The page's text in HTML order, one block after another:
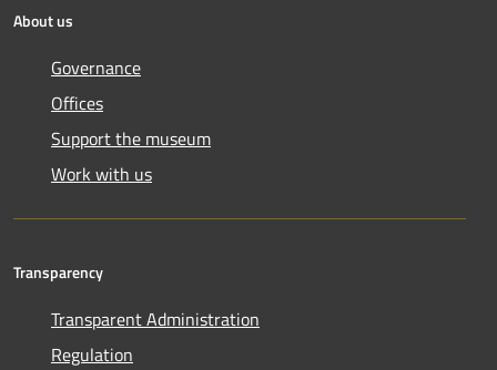
About us
Governance
Offices
Support the museum
Work with us
Transparency
Transparent Administration
Regulation